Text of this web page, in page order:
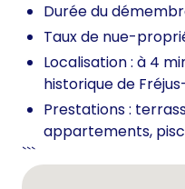
Durée du
Taux de nue-
Localisation : à 4
historique de
Prestations :
appartements,
```